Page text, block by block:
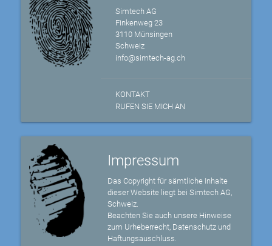
Simtech AG
Finkenweg 23
3110 Münsingen
Schweiz
info@simtech-ag.ch
KONTAKT
RUFEN SIE MICH AN
Impressum
Das Copyright für sämtliche Inhalte
dieser Website liegt bei Simtech AG,
Schweiz.
Beachten Sie auch unsere Hinweise
zum Urheberrecht, Datenschutz und
Haftungsauschluss.